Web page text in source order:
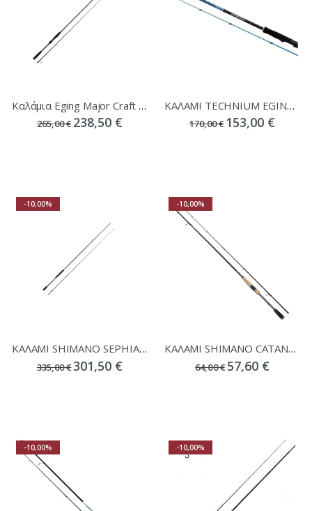
Καλάμια Eging Major Craft EgiZaust 5G
265,00 € 238,50 €
ΚΑΛΑΜΙ TECHNIUM EGING 2.5-4 83M
170,00 € 153,00 €
-10,00%
ΚΑΛΑΜΙ SHIMANO SEPHIA SS SPINNING EGING 86M
335,00 € 301,50 €
-10,00%
ΚΑΛΑΜΙ SHIMANO CATANA FX LRF
64,00 € 57,60 €
-10,00% -10,00%